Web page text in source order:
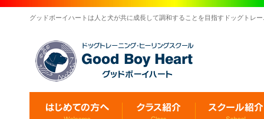
グッドボーイハートは人と犬が共に成長して調和することを目指すドッグトレ